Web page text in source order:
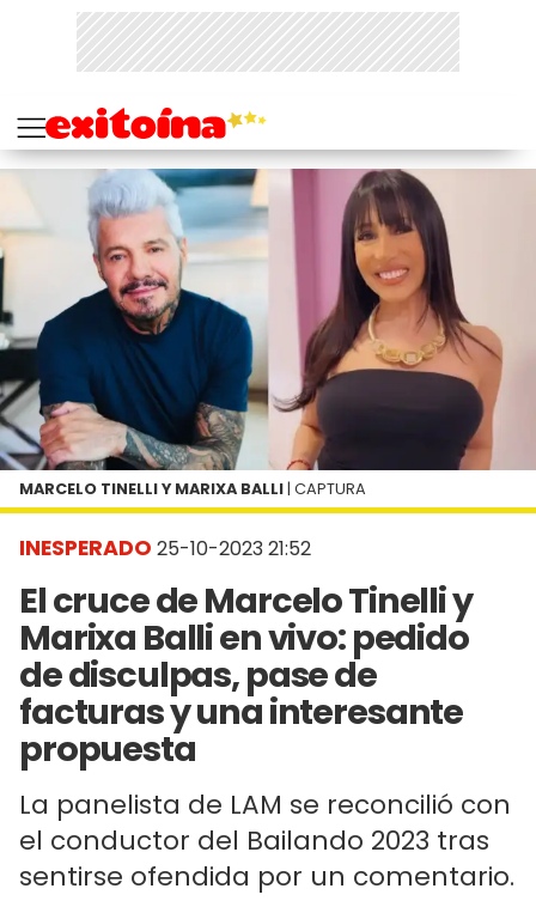
INESPERADO 25-10-2023 21:52
El cruce de Marcelo Tinelli y
Marixa Balli en vivo: pedido
de disculpas, pase de
facturas y una interesante
propuesta
La panelista de LAM se reconcilió con
el conductor del Bailando 2023 tras
sentirse ofendida por un comentario.
MARCELO TINELLI Y MARIXA BALLI | CAPTURA